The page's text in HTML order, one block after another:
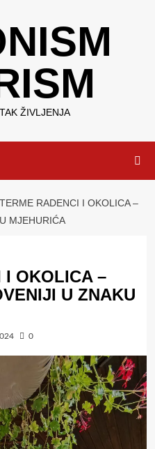
ŽIVLJENJA
TERME RADENCI I OKOLICA –
MJEHURIĆA
I OKOLICA –
U ZNAKU
0